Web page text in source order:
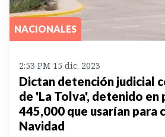
NACIONALES
2:53 PM 15 dic. 2023
Dictan detención judicial
de 'La Tolva', detenido en
445,000 que usarían para
Navidad